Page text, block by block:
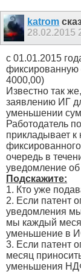
katrom
28.02.2015
с 01.01.2015
фиксированную
4000,00)
Известно так
заявлению ИГ
уменьшении
Работодатель
прикладывает
очередь в
уведомление
Подскажите:
1. Кто уже
2. Если патент
уведомления
мы каждый
уменьшение в
3. Если патент
месяц
уменьшения